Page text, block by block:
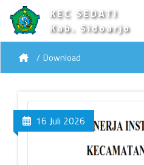
KEC SEDATI
Kab. Sidoarjo
Download
16 Juli 2026